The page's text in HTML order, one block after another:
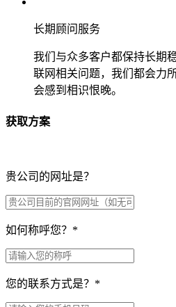
长期顾问服务
我们与众多客户都保持长期
联网相关问题，我们都会力
会感到相识恨晚。
获取方案
贵公司的网址是？
如何称呼您？ *
您的联系方式是？ *